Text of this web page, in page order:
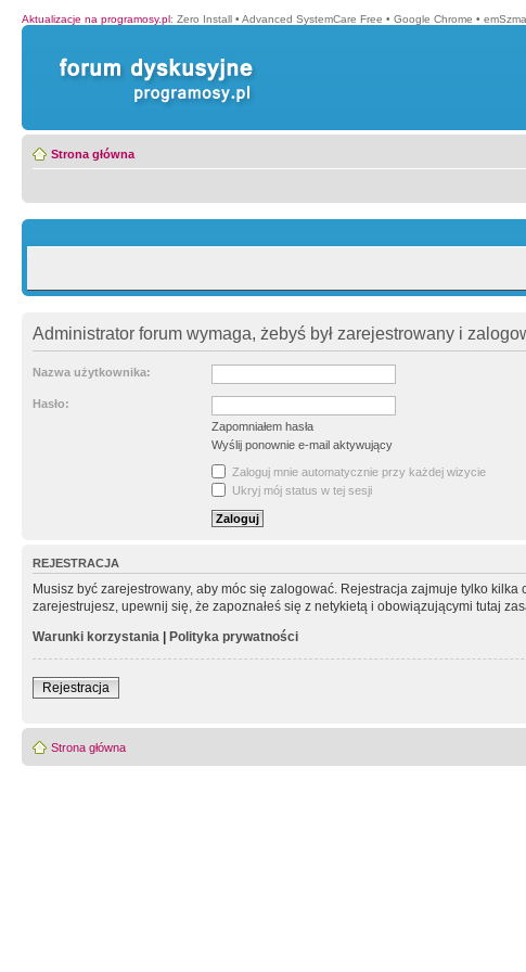
Aktualizacje na programosy.pl: Zero Install • Advanced SystemCare Free • Google Chrome •
Strona główna
Administrator forum wymaga, żebyś był zarejestrowany i
Nazwa użytkownika:
Hasło:
Zapomniałem hasła
Wyślij ponownie e-mail aktywujący
Zaloguj mnie automatycznie przy każdej wizycie
Ukryj mój status w tej sesji
REJESTRACJA
Musisz być zarejestrowany, aby móc się zalogować. Rejestracja zajmuje tylko
zarejestrujesz, upewnij się, że zapoznałeś się z netykietą i obowiązującymi tutaj
Warunki korzystania | Polityka prywatności
Rejestracja
Strona główna